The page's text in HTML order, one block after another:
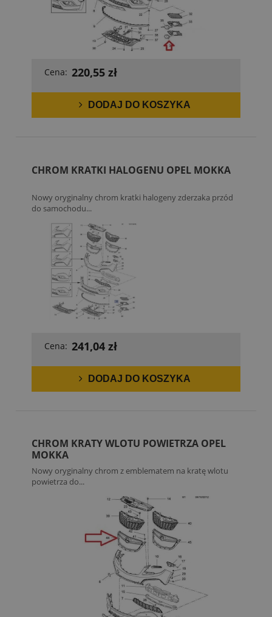
Cena: 220,55 zł
DODAJ DO KOSZYKA
CHROM KRATKI HALOGENU OPEL MOKKA
Nowy oryginalny chrom kratki halogeny zderzaka przód
do samochodu...
Cena: 241,04 zł
DODAJ DO KOSZYKA
CHROM KRATY WLOTU POWIETRZA OPEL
MOKKA
Nowy oryginalny chrom z emblematem na kratę wlotu
powietrza do...